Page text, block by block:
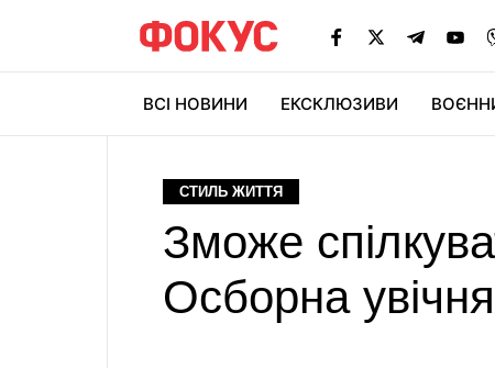
ВСІ НОВИНИ ЕКСКЛЮЗИВИ
СТИЛЬ ЖИТТЯ
Зможе
Осборна